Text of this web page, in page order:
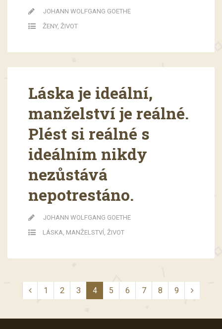
JOHANN WOLFGANG GOETHE
ŽENY, ŽIVOT
Láska je ideální,
manželství je reálné.
Plést si reálné s
ideálním nikdy
nezůstává
nepotrestáno.
JOHANN WOLFGANG GOETHE
LÁSKA, MANŽELSTVÍ, ŽIVOT
1 2 3 4 5 6 7 8 9